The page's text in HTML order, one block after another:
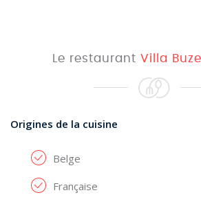
Le restaurant Villa
Origines de la cuisine
Belge
Française